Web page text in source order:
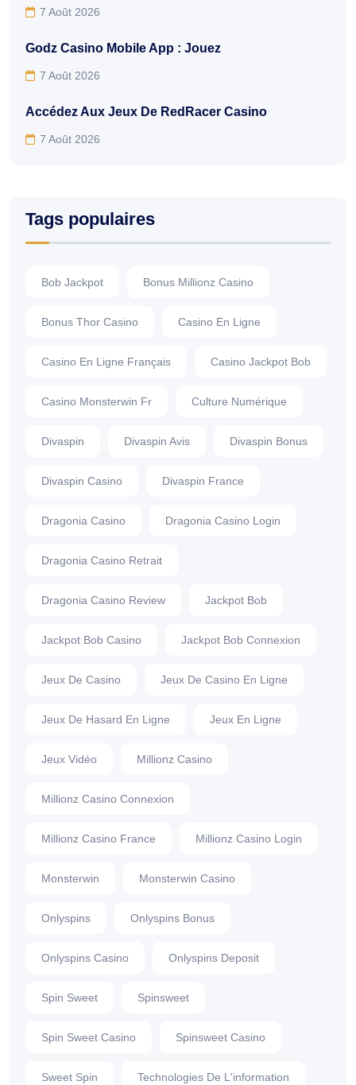
7 Août 2026
Godz Casino Mobile App : Jouez
7 Août 2026
Accédez Aux Jeux De RedRacer Casino
7 Août 2026
Tags populaires
Bob Jackpot Bonus Millionz Casino
Bonus Thor Casino Casino En Ligne
Casino En Ligne Français Casino Jackpot Bob
Casino Monsterwin Fr Culture Numérique
Divaspin Divaspin Avis Divaspin Bonus
Divaspin Casino Divaspin France
Dragonia Casino Dragonia Casino Login
Dragonia Casino Retrait
Dragonia Casino Review Jackpot Bob
Jackpot Bob Casino Jackpot Bob Connexion
Jeux De Casino Jeux De Casino En Ligne
Jeux De Hasard En Ligne Jeux En Ligne
Jeux Vidéo Millionz Casino
Millionz Casino Connexion
Millionz Casino France Millionz Casino Login
Monsterwin Monsterwin Casino
Onlyspins Onlyspins Bonus
Onlyspins Casino Onlyspins Deposit
Spin Sweet Spinsweet
Spin Sweet Casino Spinsweet Casino
Sweet Spin Technologies De L'information